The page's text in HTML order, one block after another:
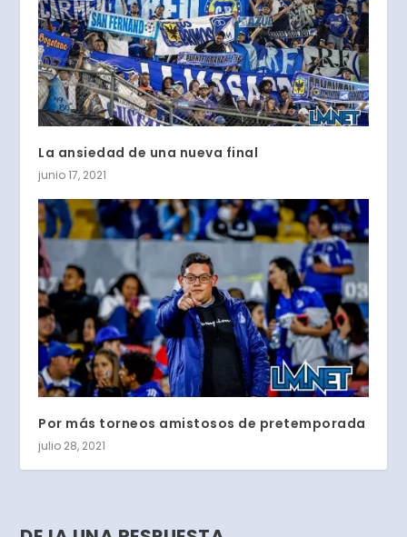
La ansiedad de una nueva final
junio 17, 2021
Por más torneos amistosos de pretemporada
julio 28, 2021